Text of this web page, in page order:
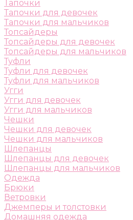
Тапочки
Тапочки для девочек
Тапочки для мальчиков
Топсайдеры
Топсайдеры для девочек
Топсайдеры для мальчиков
Туфли
Туфли для девочек
Туфли для мальчиков
Угги
Угги для девочек
Угги для мальчиков
Чешки
Чешки для девочек
Чешки для мальчиков
Шлепанцы
Шлепанцы для девочек
Шлепанцы для мальчиков
Одежда
Брюки
Ветровки
Джемперы и толстовки
Домашняя одежда